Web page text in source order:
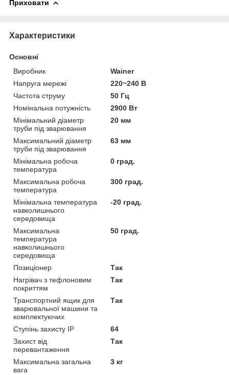
Приховати
Характеристики
Основні
Виробник
Wainer
Напруга мережі
220~240 В
Частота струму
50 Гц
Номінальна потужність
2900 Вт
Мінімальний діаметр
труби під зварювання
20 мм
Максимальний діаметр
труби під зварювання
63 мм
Мінімальна робоча
температура
0 град.
Максимальна робоча
температура
300 град.
Мінімальна температура
навколишнього
середовища
-20 град.
Максимальна
температура
навколишнього
середовища
50 град.
Позиціонер
Так
Нагрівач з тефлоновим
покриттям
Так
Транспортний ящик для
зварювальної машини та
комплектуючих
Так
Ступінь захисту IP
64
Захист від
перевантаження
Так
Максимальна загальна
вага
3 кг